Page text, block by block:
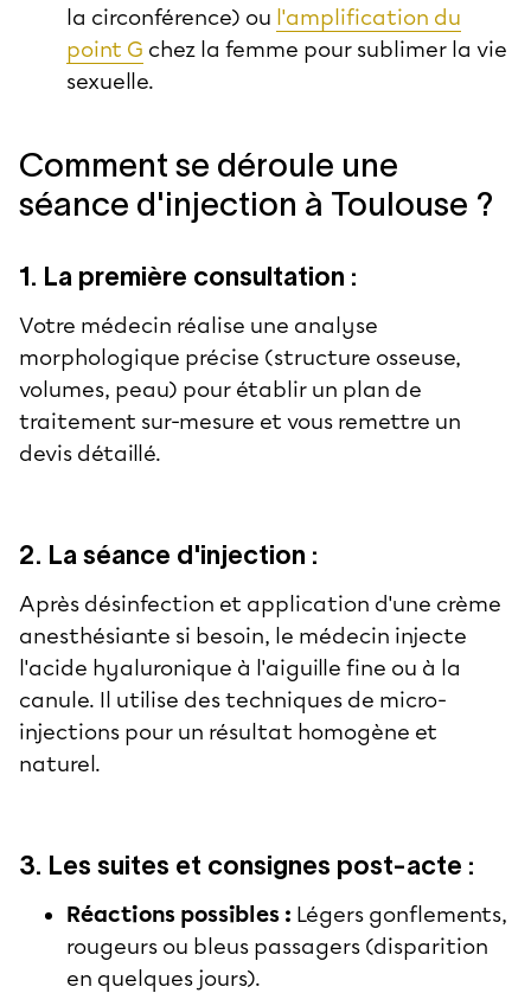
la circonférence) ou l'amplification du
point G chez la femme pour sublimer la vie
sexuelle.
Comment se déroule une
séance d'injection à Toulouse ?
1. La première consultation :
Votre médecin réalise une analyse
morphologique précise (structure osseuse,
volumes, peau) pour établir un plan de
traitement sur-mesure et vous remettre un
devis détaillé.
2. La séance d'injection :
Après désinfection et application d'une crème
anesthésiante si besoin, le médecin injecte
l'acide hyaluronique à l'aiguille fine ou à la
canule. Il utilise des techniques de micro-
injections pour un résultat homogène et
naturel.
3. Les suites et consignes post-acte :
Réactions possibles : Légers gonflements,
rougeurs ou bleus passagers (disparition
en quelques jours).